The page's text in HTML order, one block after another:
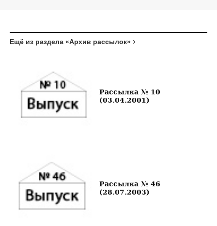
Ещё из раздела «Архив рассылок»
Рассылка № 10
(03.04.2001)
Рассылка № 46
(28.07.2003)